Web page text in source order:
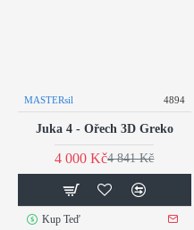
MASTERsil 4894
Juka 4 - Ořech 3D Greko
4 000 Kč4 841 Kč
Kup Teď